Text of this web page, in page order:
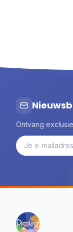
Gottmer
Haba
Image Books
Janod
Jellycat
Ontvang